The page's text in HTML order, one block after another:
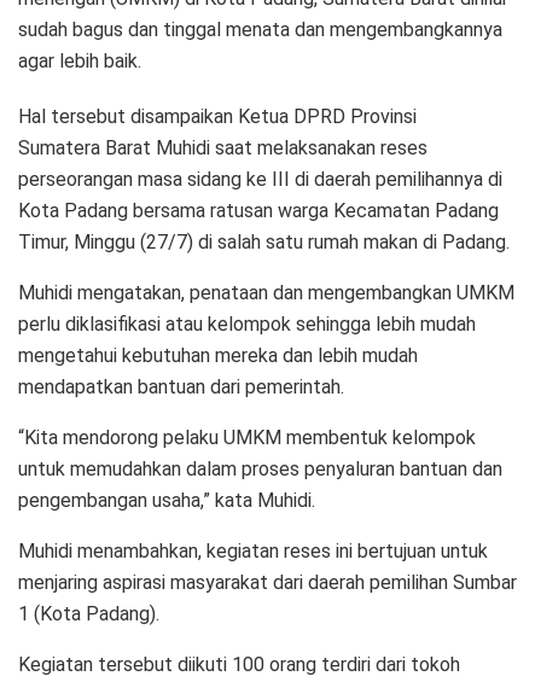
sudah bagus dan tinggal menata dan mengembangkannya
agar lebih baik.
Hal tersebut disampaikan Ketua DPRD Provinsi
Sumatera Barat Muhidi saat melaksanakan reses
perseorangan masa sidang ke III di daerah pemilihannya di
Kota Padang bersama ratusan warga Kecamatan Padang
Timur, Minggu (27/7) di salah satu rumah makan di Padang.
Muhidi mengatakan, penataan dan mengembangkan UMKM
perlu diklasifikasi atau kelompok sehingga lebih mudah
mengetahui kebutuhan mereka dan lebih mudah
mendapatkan bantuan dari pemerintah.
“Kita mendorong pelaku UMKM membentuk kelompok
untuk memudahkan dalam proses penyaluran bantuan dan
pengembangan usaha,” kata Muhidi.
Muhidi menambahkan, kegiatan reses ini bertujuan untuk
menjaring aspirasi masyarakat dari daerah pemilihan Sumbar
1 (Kota Padang).
Kegiatan tersebut diikuti 100 orang terdiri dari tokoh